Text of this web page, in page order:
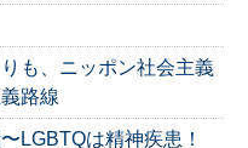
も、ニッポン社会主義
路線
LGBTQは精神疾患！